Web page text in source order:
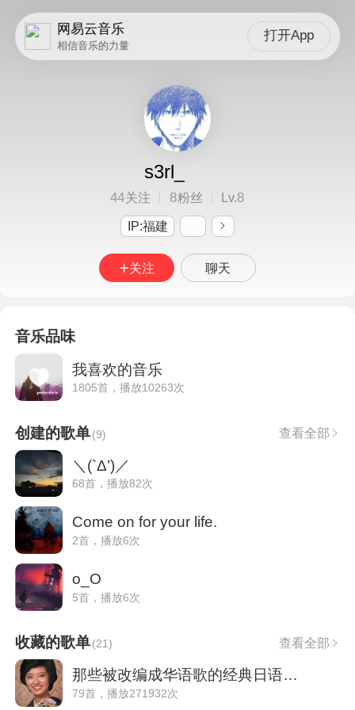
网易云音乐
相信音乐的力量
打开App
s3rl_
44关注 8粉丝 Lv.8
IP:福建
关注 聊天
音乐品味
我喜欢的音乐
1805首，播放10263次
创建的歌单(9) 查看全部
＼(`Δ’)／
68首，播放82次
Come on for your life.
2首，播放6次
o_O
5首，播放6次
收藏的歌单(21) 查看全部
那些被改编成华语歌的经典日语歌曲
79首，播放271932次